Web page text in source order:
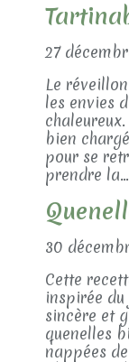
27
Le
les envies
bien
pour se
prendre la...
30
Cette
inspirée
sincère et
quenelles
nappées